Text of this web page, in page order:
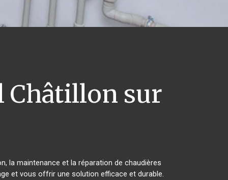
Châtillon sur
la maintenance et la réparation de chaudières
et vous offrir une solution efficace et durable.